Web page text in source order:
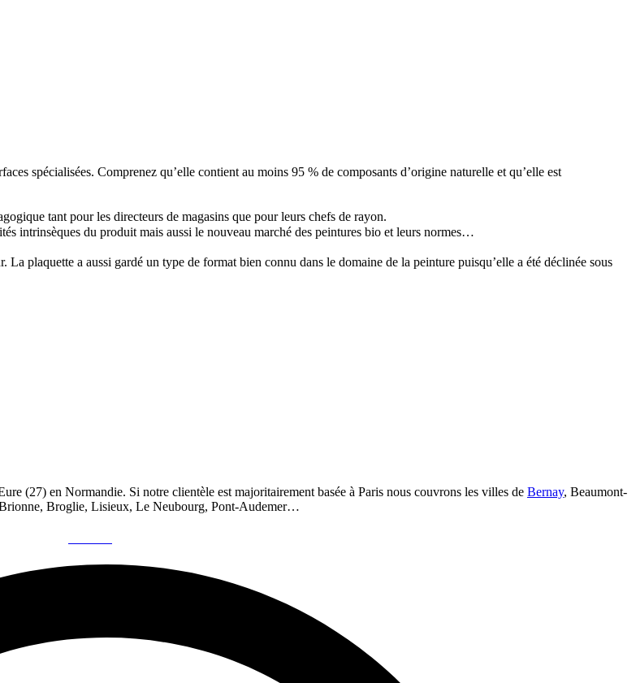
spécialisées. Comprenez qu’elle contient au moins 95 % de composants d’origine naturelle et qu’elle est
tant pour les directeurs de magasins que pour leurs chefs de rayon.
intrinsèques du produit mais aussi le nouveau marché des peintures bio et leurs normes…
plaquette a aussi gardé un type de format bien connu dans le domaine de la peinture puisqu’elle a été déclinée sous
(27) en Normandie. Si notre clientèle est majoritairement basée à Paris nous couvrons les villes de Bernay, Beaumont-
Broglie, Lisieux, Le Neubourg, Pont-Audemer…